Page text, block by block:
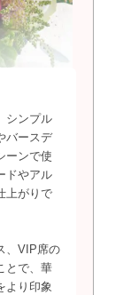
シンプル
バースデ
ーンで使
ドやアル
上がりで
、VIP席の
とで、華
より印象